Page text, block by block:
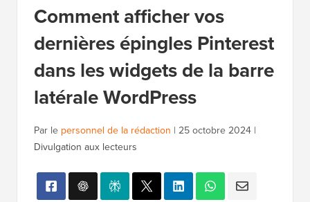
Comment afficher vos
dernières épingles Pinterest
dans les widgets de la barre
latérale WordPress
Par le personnel de la rédaction | 25 octobre 2024 |
Divulgation aux lecteurs